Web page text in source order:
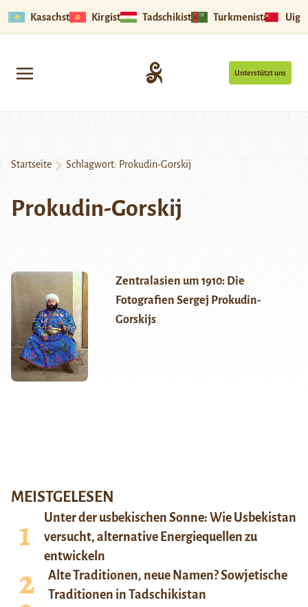
Kasachstan Kirgistan Tadschikistan Turkmenistan
Unterstützt uns
Startseite Schlagwort: Prokudin-Gorskij
Prokudin-Gorskij
Zentralasien um 1910: Die
Fotografien Sergej Prokudin-
Gorskijs
MEISTGELESEN
Unter der usbekischen Sonne: Wie Usbekistan
versucht, alternative Energiequellen zu
entwickeln
Alte Traditionen, neue Namen? Sowjetische
Traditionen in Tadschikistan